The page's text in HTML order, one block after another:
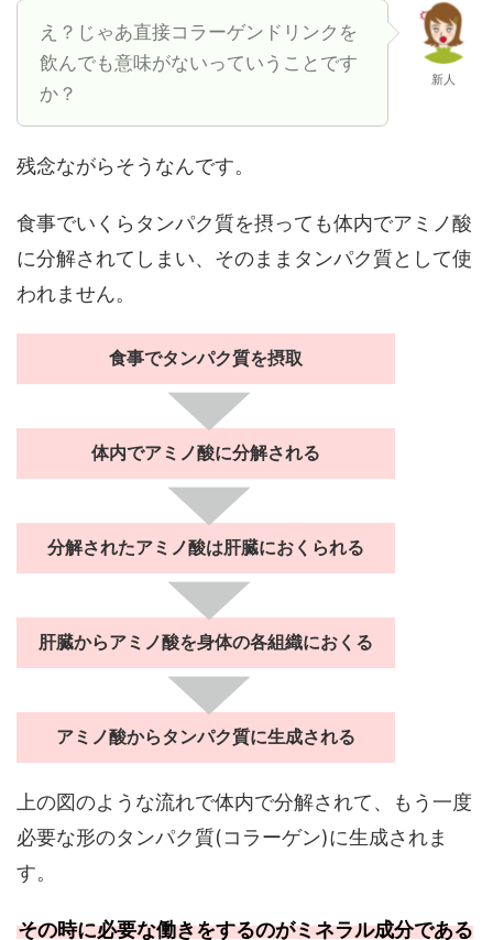
え？じゃあ直接コラーゲンドリンクを
飲んでも意味がないっていうことです
か？
新人
残念ながらそうなんです。
食事でいくらタンパク質を摂っても体内でアミノ酸
に分解されてしまい、そのままタンパク質として使
われません。
食事でタンパク質を摂取
体内でアミノ酸に分解される
分解されたアミノ酸は肝臓におくられる
肝臓からアミノ酸を身体の各組織におくる
アミノ酸からタンパク質に生成される
上の図のような流れで体内で分解されて、もう一度
必要な形のタンパク質(コラーゲン)に生成されま
す。
​その時に必要な働きをするのがミネラル成分である